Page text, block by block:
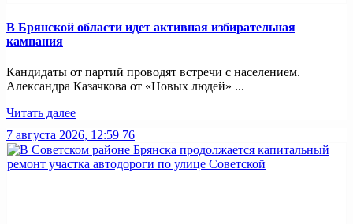
В Брянской области идет активная избирательная
кампания
Кандидаты от партий проводят встречи с населением.
Александра Казачкова от «Новых людей» ...
Читать далее
7 августа 2026, 12:59 76